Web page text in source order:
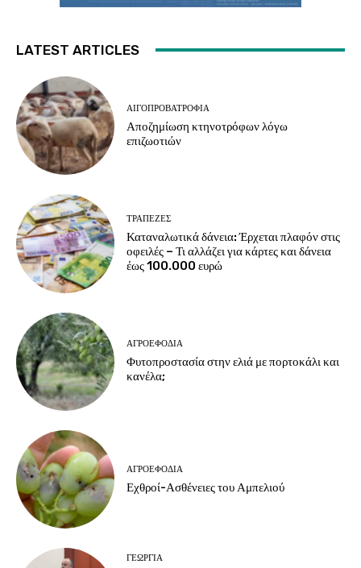
LATEST ARTICLES
ΑΙΓΟΠΡΟΒΑΤΡΟΦΊΑ
Αποζημίωση κτηνοτρόφων λόγω
επιζωοτιών
ΤΡΆΠΕΖΕΣ
Καταναλωτικά δάνεια: Έρχεται πλαφόν στις
οφειλές – Τι αλλάζει για κάρτες και δάνεια
έως 100.000 ευρώ
ΑΓΡΟΕΦΌΔΙΑ
Φυτοπροστασία στην ελιά με πορτοκάλι και
κανέλα;
ΑΓΡΟΕΦΌΔΙΑ
Εχθροί-Ασθένειες του Αμπελιού
ΓΕΩΡΓΊΑ